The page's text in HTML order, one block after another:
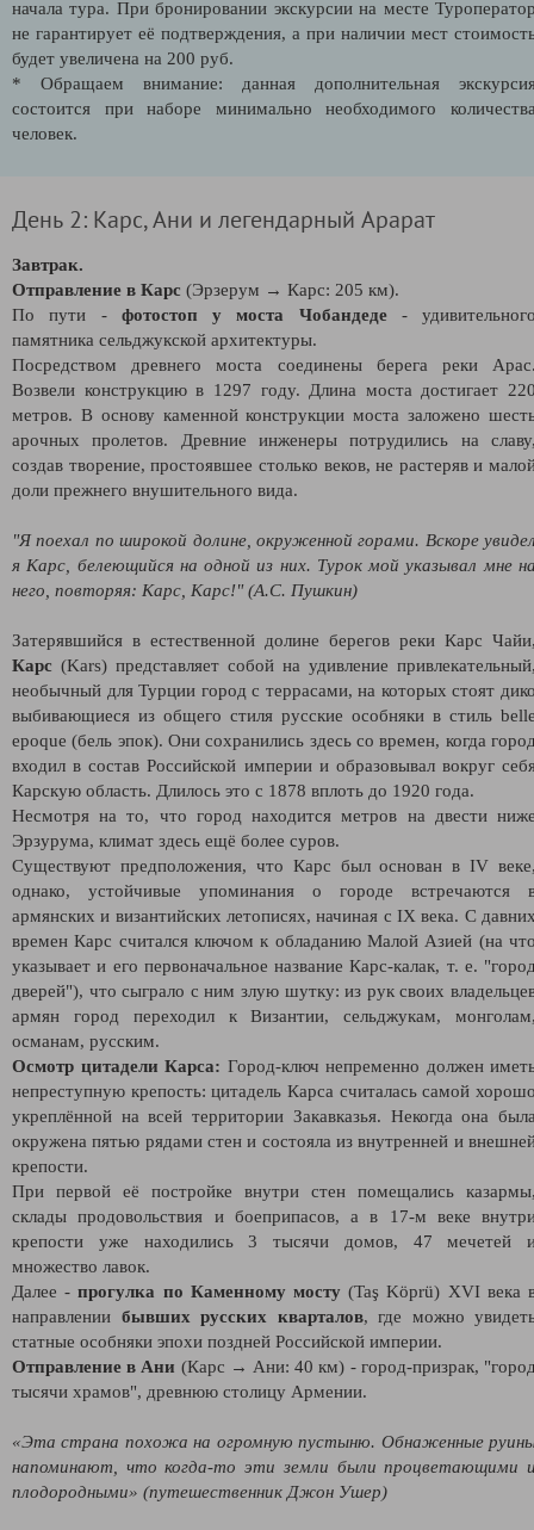
начала тура. При бронировании экскурсии на месте
не гарантирует её подтверждения, а при наличии мест
будет увеличена на 200 руб.
* Обращаем внимание: данная дополнительная
состоится при наборе минимально необходимого
человек.
День 2: Карс, Ани и легендарный Арарат
Завтрак.
Отправление в Карс (Эрзерум → Карс: 205 км).
По пути -фотостоп у моста Чобандеде-
памятника сельджукской архитектуры.
Посредством древнего моста соединены берега реки
Возвели конструкцию в 1297 году. Длина моста достигает
метров. В основу каменной конструкции моста заложено
арочных пролетов. Древние инженеры потрудились на
создав творение, простоявшее столько веков, не растеряв и
доли прежнего внушительного вида.
"Я поехал по широкой долине, окруженной горами. Вскоре
я Карс, белеющийся на одной из них. Турок мой указывал мне
него, повторяя: Карс, Карс!" (А.С. Пушкин)
Затерявшийся в естественной долине берегов реки Карс
Карс (Kars) представляет собой на удивление
необычный для Турции город с террасами, на которых стоят
выбивающиеся из общего стиля русские особняки в стиль
epoque (бель эпок). Они сохранились здесь со времен, когда
входил в состав Российской империи и образовывал вокруг
Карскую область. Длилось это с 1878 вплоть до 1920 года.
Несмотря на то, что город находится метров на двести
Эрзурума, климат здесь ещё более суров.
Существуют предположения, что Карс был основан в IV
однако, устойчивые упоминания о городе встречаются
армянских и византийских летописях, начиная с IX века. С
времен Карс считался ключом к обладанию Малой Азией (на
указывает и его первоначальное название Карс-калак, т. е.
дверей"), что сыграло с ним злую шутку: из рук своих
армян город переходил к Византии, сельджукам,
османам, русским.
Осмотр цитадели Карса: Город-ключ непременно должен
непреступную крепость: цитадель Карса считалась самой
укреплённой на всей территории Закавказья. Некогда она
окружена пятью рядами стен и состояла из внутренней и
крепости.
При первой её постройке внутри стен помещались
склады продовольствия и боеприпасов, а в 17-м веке
крепости уже находились 3 тысячи домов, 47 мечетей
множество лавок.
Далее -прогулка по Каменному мосту (Taş Köprü) XVI века
направлении бывших русских кварталов, где можно
статные особняки эпохи поздней Российской империи.
Отправление в Ани (Карс → Ани: 40 км) - город-призрак,
тысячи храмов", древнюю столицу Армении.
«Эта страна похожа на огромную пустыню. Обнаженные
напоминают, что когда-то эти земли были процветающими
плодородными» (путешественник Джон Ушер)